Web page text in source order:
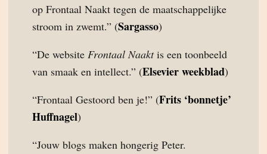
op Frontaal Naakt tegen de maatschappelijke
stroom in zwemt.” (Sargasso)
“De website Frontaal Naaktis een toonbeeld
van smaak en intellect.” (Elsevier weekblad)
“Frontaal Gestoord ben je!” (Frits ‘bonnetje’
Huffnagel)
“Jouw blogs maken hongerig Peter.